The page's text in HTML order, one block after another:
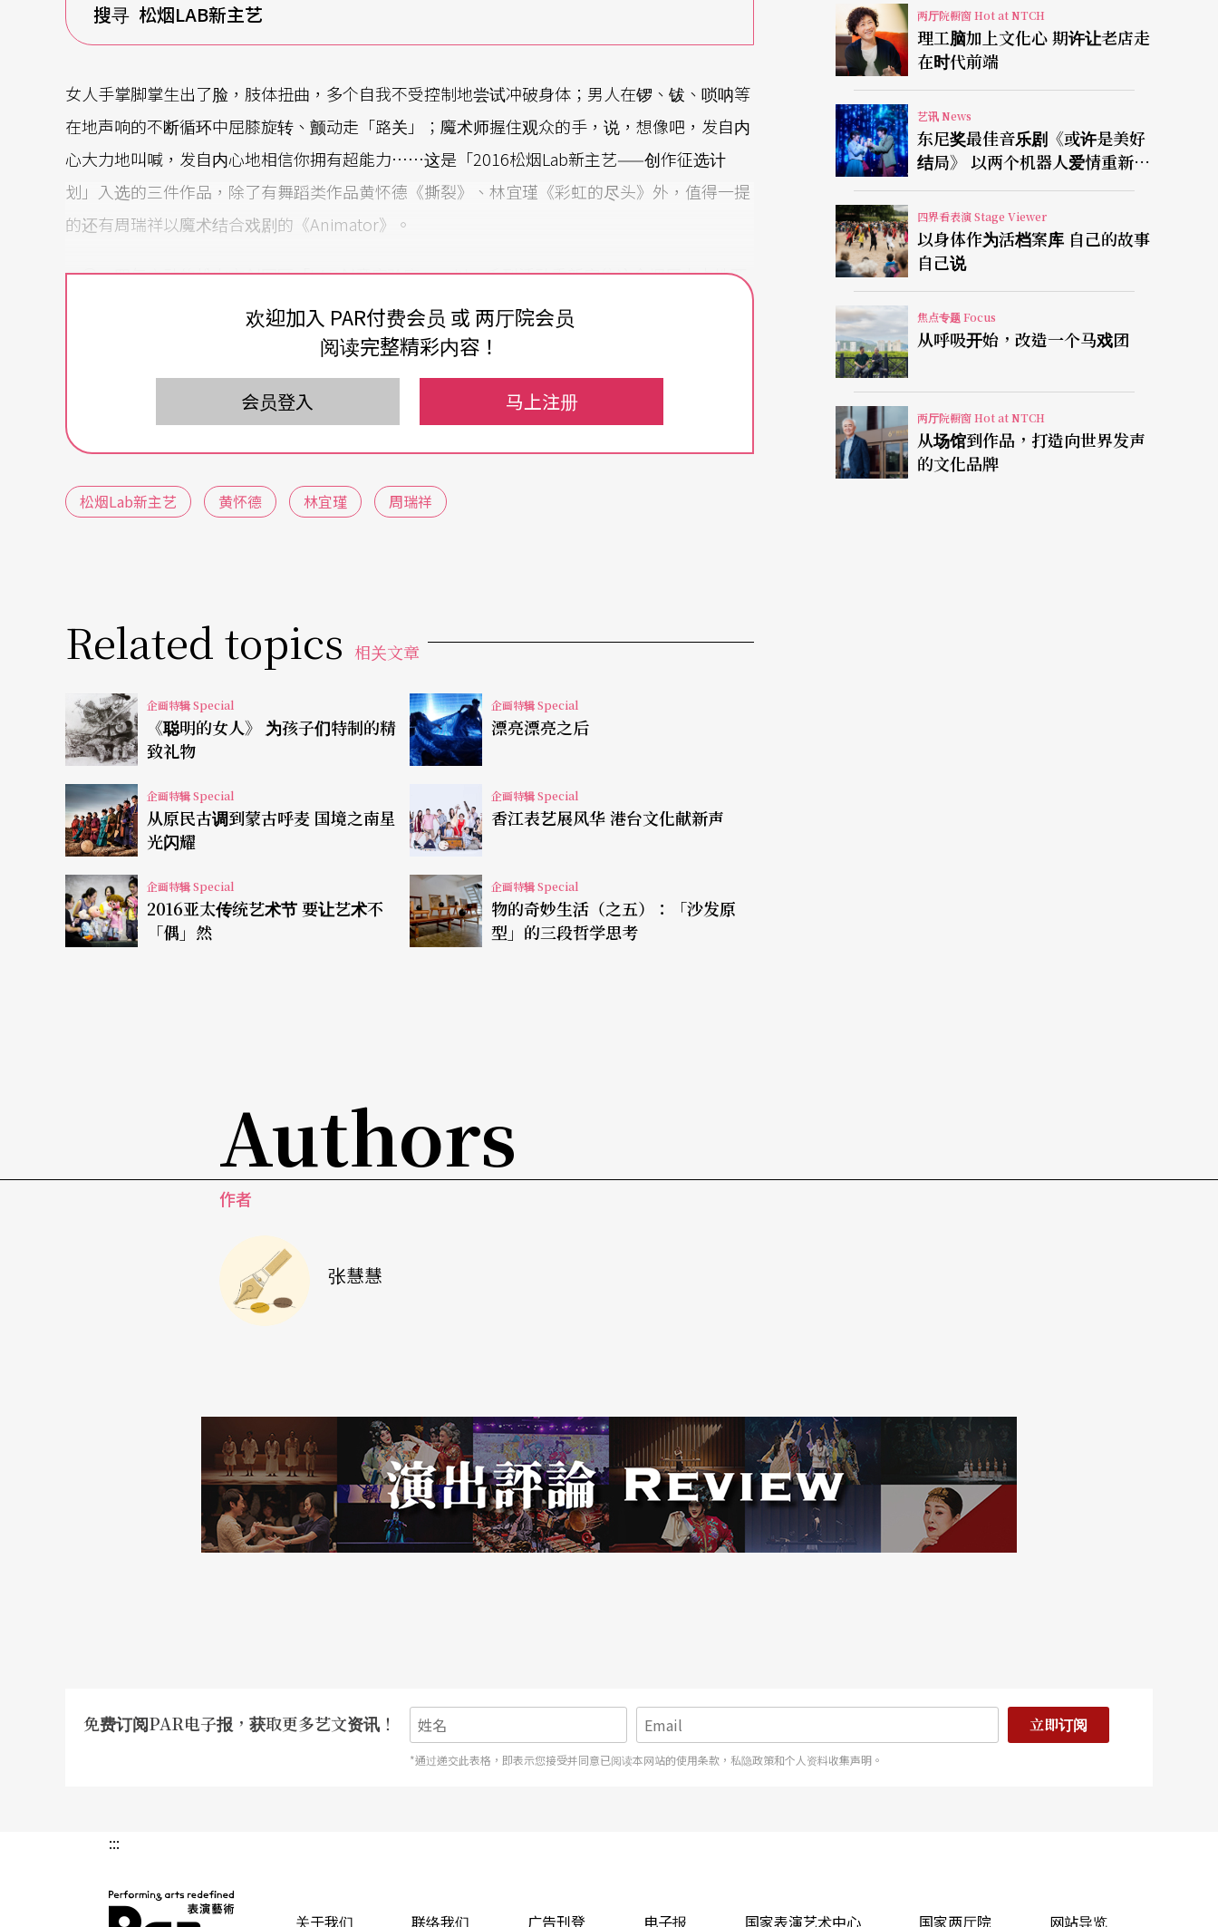
搜寻 松烟LAB新主艺
女人手掌脚掌生出了脸，肢体扭曲，多个自我不受控制地尝试冲破身体；男人在锣、钹、唢呐等
在地声响的不断循环中屈膝旋转、颤动走「路关」；魔术师握住观众的手，说，想像吧，发自内
心大力地叫喊，发自内心地相信你拥有超能力……这是「2016松烟Lab新主艺——创作征选计
划」入选的三件作品，除了有舞蹈类作品黄怀德《撕裂》、林宜瑾《彩虹的尽头》外，值得一提
的还有周瑞祥以魔术结合戏剧的《Animator》。
二○一四年启动的松山文创园区「LAB创意实验室」，以一系列活动重新定位这个烟厂中占地两
百坪的一隅，使之成为排练场、剧场演出与新媒体展览等复合展演场地新据点，除了培植艺术明
日之星外，也自制了多档节目。其中，「松烟Lab新主艺——创作征选计划」广发征件英雄帖，
入选者除了能使用场地与资源外，该基地亦邀请「陪伴创作顾问」媒合青年创作者，提供咨询与
讨论，本届导师为郑宗龙、龚卓军与施冬麟。
黄怀德《撕裂》 正视内在创伤
「那时候，我不知道自己身体里的人是谁。」编舞家黄怀德谈起几年前奶奶过世的艰难时光，曾
他在二○一五年「春斗」呈现的《暂时而已》以高度的抽象化表述了对亲人离逝的感受，永恒／
暂时、人的相聚／别离，「为了生存你必须移动、往前……人跟人的相处，也是一种暂时而
已。」他淡淡地说，从中抚平伤痕，将不知名的自我压至伤口深处，习惯暂时的痛楚，而新作
《撕裂》某种程度上是正视内在创伤的多重意识，创作起源仍是家人。
黄怀德花了长时间与罹患精神疾病的亲人谈话，尝试去理解对方，「像透过创作修练。」与受身
心解离所苦的亲人相处也让他回忆起曾经的撕裂生活，观察亲人日常生活中焦虑的动作与行为，
身为身体工作者的他好奇也关心，人在身心撕裂的空隙中会产生怎样的怪异身体姿态。
有别于《暂时而已》的抽象，黄怀德将《撕裂》设定在「家」的场景，以强烈的故事性中和舞蹈
的暧昧特质，刻意操作具象化是因为想跟观众对话，「我可不可以不出现演后座谈，观众也能理
泡茶、静坐、静心，对身心灵的看法深刻地影响她对空间的感知，「我们的灵魂不是单一的，是
分裂且巨大的，每一个碎片中包含他人与未知，我即他人，内在有神。」她顿了顿，试著将玄忽
飘渺的概念与难以分享的体验化为言语，「我们是彼此的镜像，世界不是线性的，当我们发现那
新作《彩虹的尽头》，延续坏鞋子舞蹈剧场一贯对台湾土地的关怀，但却是首度触碰传统仪式，
长期深入田野采集「牵亡歌」，林宜瑾也在田野的过程中实际跳了两回，跳之前，她紧张极了，
「我常觉得，这世界是平行宇宙。当我在这个世界扭转时，另一个世界的灯就亮了，牵亡歌里的
角色是引路灯，牵引亡魂到另一个世界。」扭动身体成为一架发电机，她以长期思考的「岸」身
体风格──靠著闽南母语发声方式找到「身体的家」──寻找动力来源，但这个「家」具体来说
在哪呢？「靠近丹田的位置。」她想了想，「关键在『聚』，腹肌的能量是聚集的，但又踩天顶
流动式的表演方式，并与台南后壁的牵亡歌队法师林宗范合作，实际带领观众走一趟过「路关」
过往经历，结合戏剧以《Animator》演出一名魔法师（也就是他自己）的故事，「商演常要求魔
欢迎加入 PAR付费会员 或 两厅院会员
阅读完整精彩内容！
会员登入 马上注册
松烟Lab新主艺 黄怀德 林宜瑾 周瑞祥
Related topics 相关文章
企画特辑 Special
《聪明的女人》 为孩子们特制的精
致礼物
企画特辑 Special
漂亮漂亮之后
企画特辑 Special
从原民古调到蒙古呼麦 国境之南星
光闪耀
企画特辑 Special
香江表艺展风华 港台文化献新声
企画特辑 Special
2016亚太传统艺术节 要让艺术不
「偶」然
企画特辑 Special
物的奇妙生活（之五）：「沙发原
型」的三段哲学思考
两厅院橱窗 Hot at NTCH
理工脑加上文化心 期许让老店走
在时代前端
艺讯 News
东尼奖最佳音乐剧《或许是美好
结局》 以两个机器人爱情重新凝
视有限人生
四界看表演 Stage Viewer
以身体作为活档案库 自己的故事
自己说
焦点专题 Focus
从呼吸开始，改造一个马戏团
两厅院橱窗 Hot at NTCH
从场馆到作品，打造向世界发声
的文化品牌
Authors
作者
张慧慧
免费订阅PAR电子报，获取更多艺文资讯！ 立即订阅
*通过递交此表格，即表示您接受并同意已阅读本网站的使用条款，私隐政策和个人资料收集声明。
:::
关于我们 联络我们 广告刊登 电子报 国家表演艺术中心 国家两厅院 网站导览